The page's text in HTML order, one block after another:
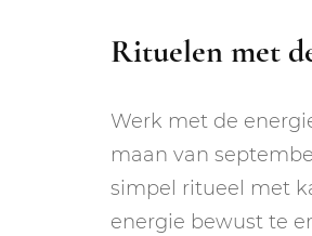
Rituelen met
Werk met de
maan van
simpel ritueel met
energie bewust te